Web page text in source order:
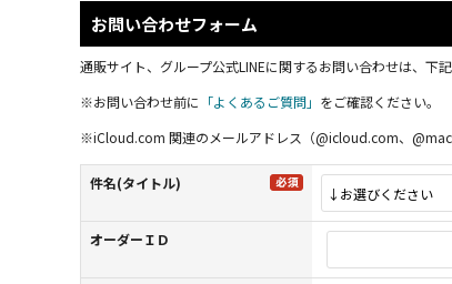
お問い合わせフォーム
通販サイト、グループ公式LINEに関するお問い合わせは、下
※お問い合わせ前に 「よくあるご質問」 をご確認ください。
※iCloud.com 関連のメールアドレス（@icloud.com、
件名(タイトル)
オーダーＩＤ